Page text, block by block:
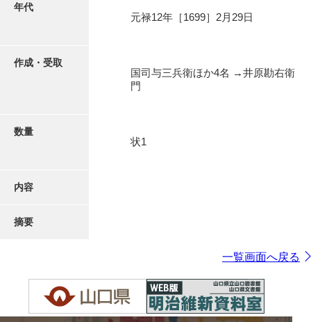
年代
元禄12年［1699］2月29日
作成・受取
国司与三兵衛ほか4名 →井原勘右衛
門
数量
状1
内容
摘要
一覧画面へ戻る